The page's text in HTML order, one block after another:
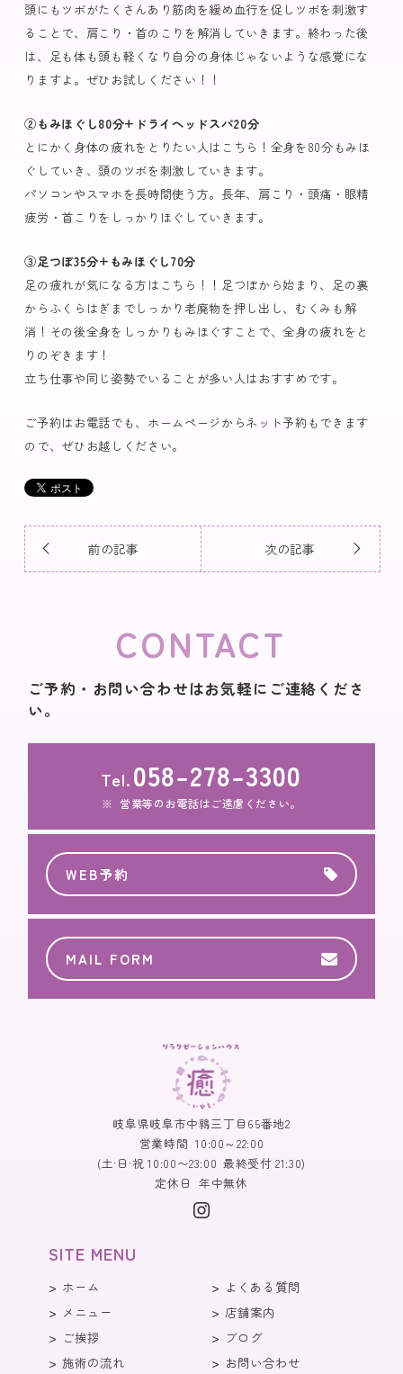
頭にもツボがたくさんあり筋肉を緩め血行を促しツボを刺激す
ることで、肩こり・首のこりを解消していきます。終わった後
は、足も体も頭も軽くなり自分の身体じゃないような感覚にな
りますよ。ぜひお試しください！！
②もみほぐし80分+ドライヘッドスパ20分
とにかく身体の疲れをとりたい人はこちら！全身を80分もみほ
ぐしていき、頭のツボを刺激していきます。
パソコンやスマホを長時間使う方。長年、肩こり・頭痛・眼精
疲労・首こりをしっかりほぐしていきます。
③足つぼ35分+もみほぐし70分
足の疲れが気になる方はこちら！！足つぼから始まり、足の裏
からふくらはぎまでしっかり老廃物を押し出し、むくみも解
消！その後全身をしっかりもみほぐすことで、全身の疲れをと
りのぞきます！
立ち仕事や同じ姿勢でいることが多い人はおすすめです。
ご予約はお電話でも、ホームページからネット予約もできます
ので、ぜひお越しください。
前の記事 次の記事
CONTACT
ご予約・お問い合わせはお気軽にご連絡くださ
い。
Tel.058-278-3300
営業等のお電話はご遠慮ください。
WEB予約
MAIL FORM
岐阜県岐阜市中鶉三丁目65番地2
営業時間 10:00～22:00
(土·日·祝 10:00〜23:00 最終受付 21:30)
定休日 年中無休
SITE MENU
ホーム
メニュー
ご挨拶
施術の流れ
よくある質問
店舗案内
ブログ
お問い合わせ